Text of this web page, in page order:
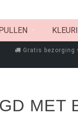
Gratis bezorging
MET